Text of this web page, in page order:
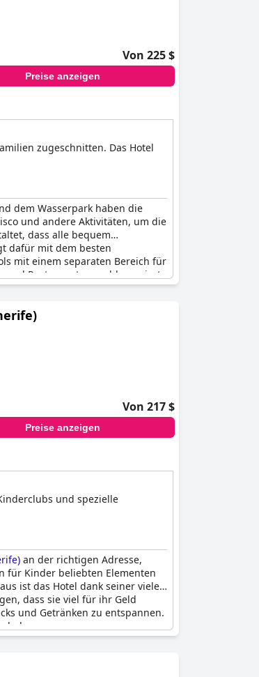
Von 225 $
Preise anzeigen
zugeschnitten. Das Hotel
dem Wasserpark haben die
und andere Aktivitäten, um die
dass alle bequem
dafür mit dem besten
mit einem separaten Bereich für
Restaurantauswahl vermisst,
lobten das Hotel in mehreren
"fantastisches Erlebnis für die
genießen wollen.
Von 217 $
Preise anzeigen
und spezielle
an der richtigen Adresse,
für Kinder beliebten Elementen
ist das Hotel dank seiner vielen
dass sie viel für ihr Geld
und Getränken zu entspannen.